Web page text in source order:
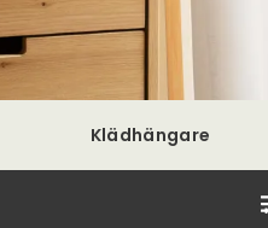
Klädhängare